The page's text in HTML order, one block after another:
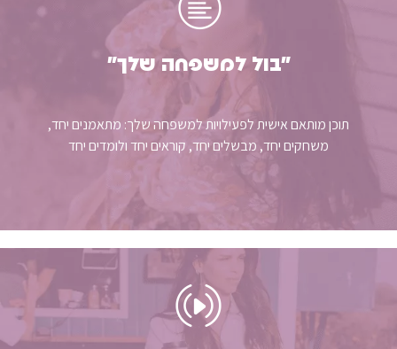
"בול למשפחה שלך״
תוכן מותאם אישית לפעילויות למשפחה שלך: מתאמנים יחד,
משחקים יחד, מבשלים יחד, קוראים יחד ולומדים יחד